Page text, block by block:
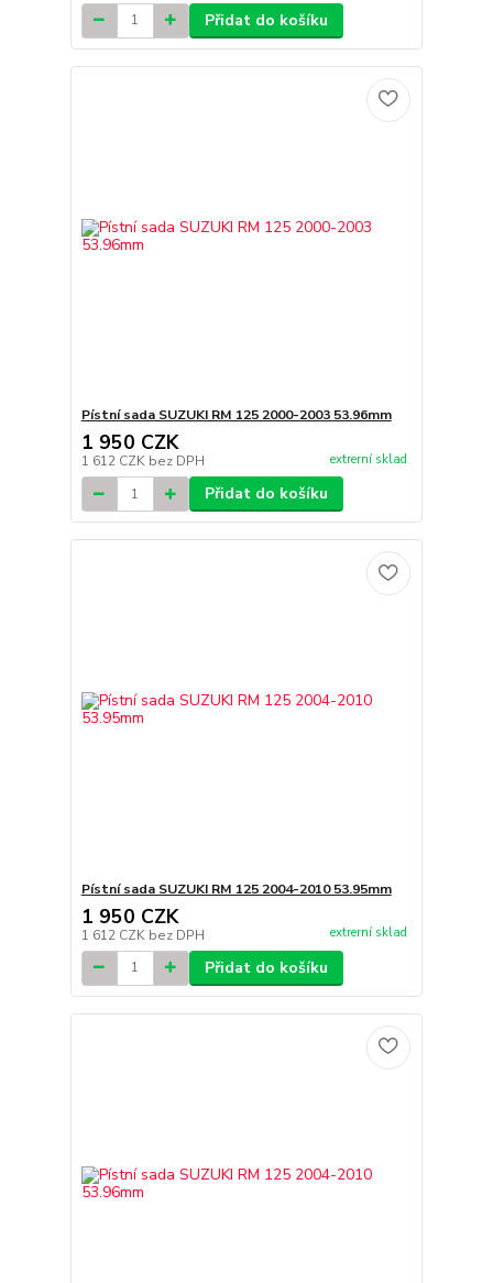
Přidat do košíku
Pístní sada SUZUKI RM 125 2000-2003 53.96mm
1 950 CZK
1 612 CZK bez DPH extrerní sklad
Přidat do košíku
Pístní sada SUZUKI RM 125 2004-2010 53.95mm
1 950 CZK
1 612 CZK bez DPH extrerní sklad
Přidat do košíku